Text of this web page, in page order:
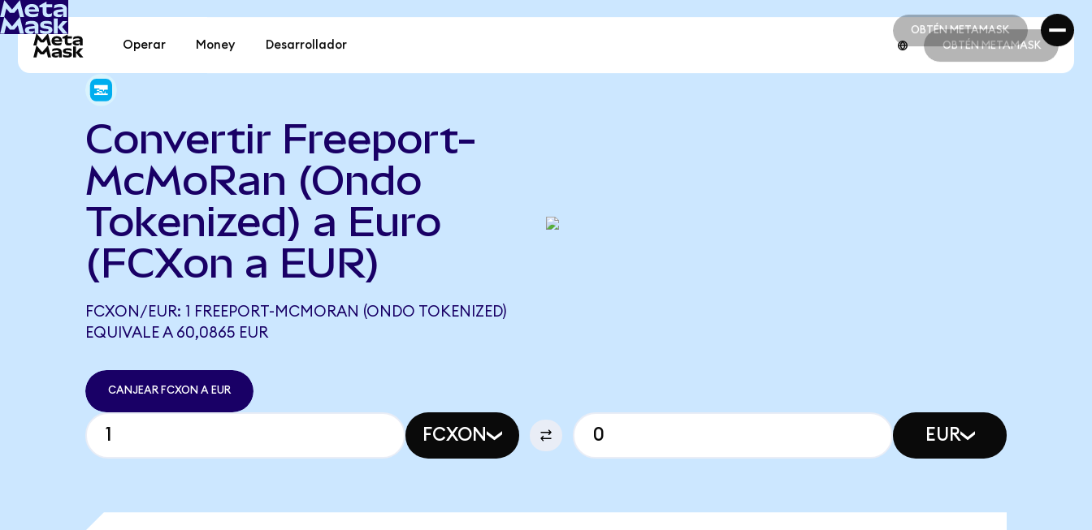
OBTÉN METAMASK
OBTÉN METAMASK
Operar Money Desarrollador OBTÉN METAMASK
Convertir Freeport-
McMoRan (Ondo
Tokenized) a Euro
(FCXon a EUR)
FCXON/EUR: 1 FREEPORT-MCMORAN (ONDO TOKENIZED)
EQUIVALE A 60,0865 EUR
CANJEAR FCXON A EUR
FCXON EUR